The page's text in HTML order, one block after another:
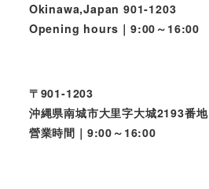
Okinawa,Japan 901-1203
Opening hours｜9:00～16:00
〒901-1203
沖縄県南城市大里字大城2193番地
營業時間｜9:00～16:00